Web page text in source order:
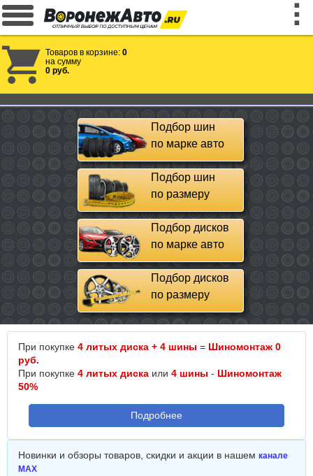
Товаров в корзине: 0
на сумму
0 руб.
Подбор шин
по марке авто
Подбор шин
по размеру
Подбор дисков
по марке авто
Подбор дисков
по размеру
При покупке 4 литых диска + 4 шины = Шиномонтаж 0
руб.
При покупке 4 литых диска или 4 шины - Шиномонтаж
50%
Подробнее
Новинки и обзоры товаров, скидки и акции в нашем канале
MAX